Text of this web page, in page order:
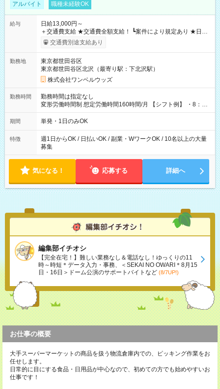
アルバイト 職種未経験OK
給与
日給13,000円～
＋交通費支給 ★交通費全額支給！ ┗案件により規定あり ★日払
いOK！（規定あり） ┗働いたその日に現金GET♪ お仕事後はコ
ンビニATMから 日払い分を引き落とせます！ 【試用期間】試
交通費別途支給あり
勤務地
東京都世田谷区
東京都世田谷区北沢（最寄り駅：下北沢駅）
株式会社ワンベルウッズ
勤務時間
勤務時間は指定なし
変形労働時間制 想定労働時間160時間/月 【シフト例】 ・8：00
～21：00
期間 単発・1日のみOK
特徴
週1日からOK / 日払いOK / 副業・WワークOK / 10名以上の大量
募集
気になる！ 応募する 詳細へ
編集部イチオシ
【完全在宅！】難しい業務なし＆電話なし！ゆっくりの11
時～時短＊データ入力・事務、＜SEKAI NO OWARI＊8月15
日・16日＞ドーム公演のサポートバイトなど (8/7UP!)
お仕事の概要
大手スーパーマーケットの商品を扱う物流倉庫内での、ピッキング作業をお
任せします。
日常的に目にする食品・日用品が中心なので、初めての方でも始めやすいお
仕事です！